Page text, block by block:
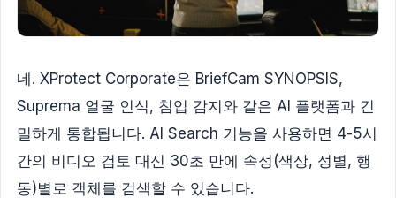
네. XProtect Corporate은 BriefCam SYNOPSIS,
Suprema 얼굴 인식, 침입 감지와 같은 AI 플랫폼과 긴
밀하게 통합됩니다. AI Search 기능을 사용하면 4-5시
간의 비디오 검토 대신 30초 만에 속성(색상, 성별, 행
동)별로 객체를 검색할 수 있습니다.